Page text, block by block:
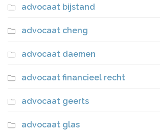
advocaat bijstand
advocaat cheng
advocaat daemen
advocaat financieel recht
advocaat geerts
advocaat glas